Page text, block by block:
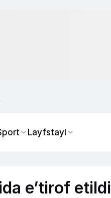
Layfstayl
e’tirof etildi